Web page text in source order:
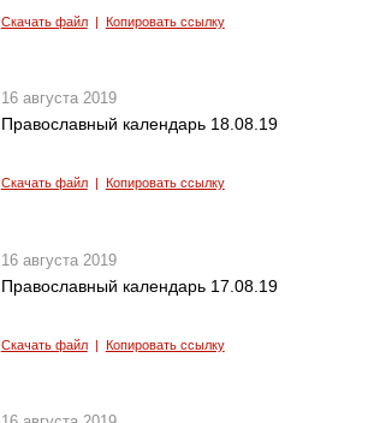
Скачать файл| Копировать ссылку
16 августа 2019
Православный календарь 18.08.19
Скачать файл| Копировать ссылку
16 августа 2019
Православный календарь 17.08.19
Скачать файл| Копировать ссылку